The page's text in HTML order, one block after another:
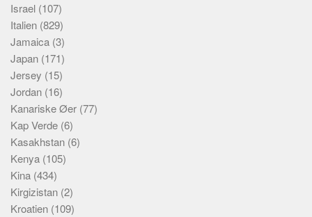
Israel (107)
Italien (829)
Jamaica (3)
Japan (171)
Jersey (15)
Jordan (16)
Kanariske Øer (77)
Kap Verde (6)
Kasakhstan (6)
Kenya (105)
Kina (434)
Kirgizistan (2)
Kroatien (109)